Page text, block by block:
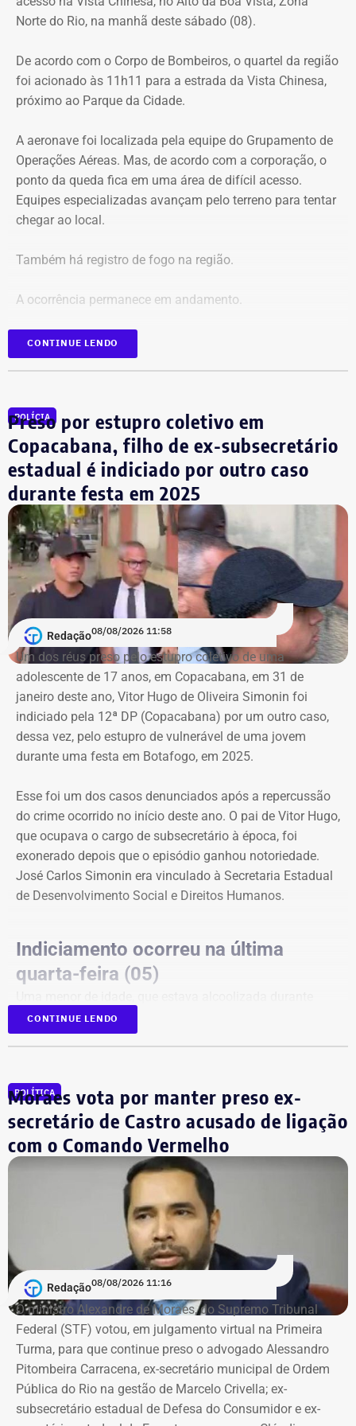
Norte do Rio, na manhã deste sábado (08).
De acordo com o Corpo de Bombeiros, o quartel da região
foi acionado às 11h11 para a estrada da Vista Chinesa,
próximo ao Parque da Cidade.
A aeronave foi localizada pela equipe do Grupamento de
Operações Aéreas. Mas, de acordo com a corporação, o
ponto da queda fica em uma área de difícil acesso.
Equipes especializadas avançam pelo terreno para tentar
chegar ao local.
Também há registro de fogo na região.
A ocorrência permanece em andamento.
*Em atualização
CONTINUE LENDO
POLÍCIA
Preso por estupro coletivo em
Copacabana, filho de ex-subsecretário
estadual é indiciado por outro caso
durante festa em 2025
Redação08/08/2026 11:58
Um dos réus preso pelo estupro coletivo de uma
adolescente de 17 anos, em Copacabana, em 31 de
janeiro deste ano, Vitor Hugo de Oliveira Simonin foi
indiciado pela 12ª DP (Copacabana) por um outro caso,
dessa vez, pelo estupro de vulnerável de uma jovem
durante uma festa em Botafogo, em 2025.
Esse foi um dos casos denunciados após a repercussão
do crime ocorrido no início deste ano. O pai de Vitor Hugo,
que ocupava o cargo de subsecretário à época, foi
exonerado depois que o episódio ganhou notoriedade.
José Carlos Simonin era vinculado à Secretaria Estadual
de Desenvolvimento Social e Direitos Humanos.
Indiciamento ocorreu na última
quarta-feira (05)
uma festa em Botafogo, na Zona Sul do Rio, disse que
Vitor Hugo a forçou a fazer sexo oral, apesar de ela ter
tentou tocar a vítima sem consentimento em diferentes
momentos da festa. Segundo os depoimentos, ela teria
contado, aos prantos, o que havia acontecido.
A adolescente reconheceu formalmente Vitor Hugo.
Segundo o relatório final do inquérito, há “robustos
indícios de autoria” contra ele.
Investigado em um terceiro caso
Vitor Hugo também é alvo de outra investigação. Em
julho, a Delegacia de Atendimento à Mulher (Deam) da
Zona Sul instaurou um inquérito após receber do
Ministério Público do Rio (MPRJ) uma notícia de fato que
apontava um possível estupro contra uma adolescente de
17 anos durante o pré-carnaval deste ano.
CONTINUE LENDO
POLÍTICA
Moraes vota por manter preso ex-
secretário de Castro acusado de ligação
com o Comando Vermelho
Redação08/08/2026 11:16
O ministro Alexandre de Moraes, do Supremo Tribunal
Federal (STF) votou, em julgamento virtual na Primeira
Turma, para que continue preso o advogado Alessandro
Pitombeira Carracena, ex-secretário municipal de Ordem
Pública do Rio na gestão de Marcelo Crivella; ex-
subsecretário estadual de Defesa do Consumidor e ex-